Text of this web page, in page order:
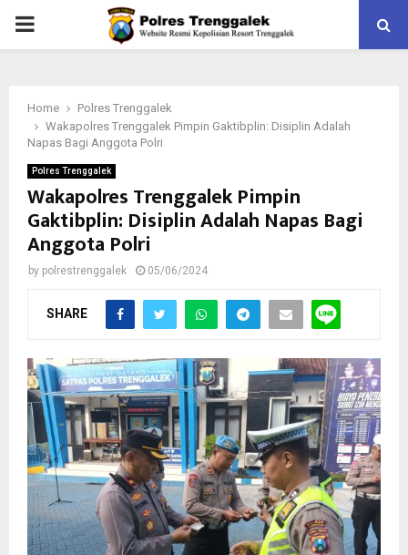
PRIMARY
Home
Polres Trenggalek
Wakapolres Trenggalek Pimpin Gaktibplin: Disiplin Adalah
Napas Bagi Anggota Polri
Polres Trenggalek
Wakapolres Trenggalek Pimpin
Gaktibplin: Disiplin Adalah Napas Bagi
Anggota Polri
by polrestrenggalek 05/06/2024
SHARE